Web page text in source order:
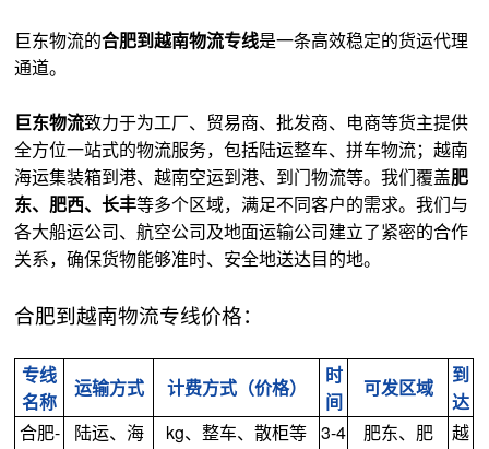
巨东物流的合肥到越南物流专线是一条高效稳定的货运代理
通道。
巨东物流致力于为工厂、贸易商、批发商、电商等货主提供
全方位一站式的物流服务，包括陆运整车、拼车物流；越南
海运集装箱到港、越南空运到港、到门物流等。我们覆盖肥
东、肥西、长丰等多个区域，满足不同客户的需求。我们与
各大船运公司、航空公司及地面运输公司建立了紧密的合作
关系，确保货物能够准时、安全地送达目的地。
合肥到越南物流专线价格：
专线
名称
运输方式 计费方式（价格）
时
间
可发区域
到
达
合肥-
陆运、海
kg、整车、散柜等 3-4
肥东、肥
越